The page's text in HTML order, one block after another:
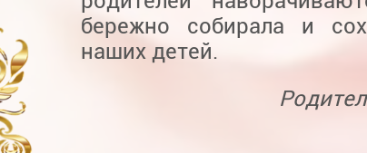
бережно собирала и
наших детей.